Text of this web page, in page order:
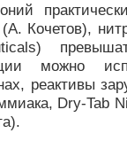
Кочетов),
можно
реактивы
Dry-Tab